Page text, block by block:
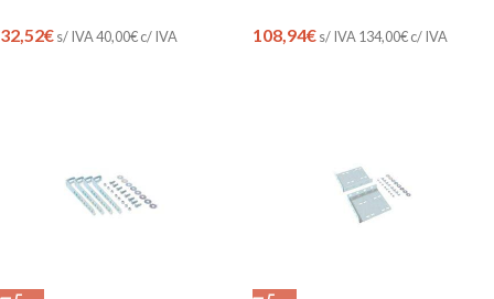
32,52€s/ IVA40,00€c/ IVA 108,94€s/ IVA 134,00€c/ IVA